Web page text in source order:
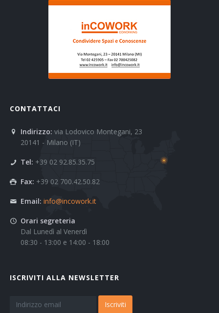
CONTATTACI
Indirizzo: via Lodovico Montegani, 23
20141 - Milano (IT)
Tel: +39 02 92.85.35.75
Fax: +39 02 700.42.50.82
Email: info@incowork.it
Orari segreteria
Dal Lunedì al Venerdì
08:30 - 13:00 e 14:00 - 18:00
ISCRIVITI ALLA NEWSLETTER
Iscriviti